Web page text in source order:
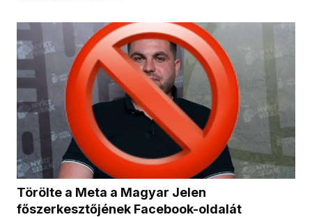
Törölte a Meta a Magyar Jelen
főszerkesztőjének Facebook-oldalát